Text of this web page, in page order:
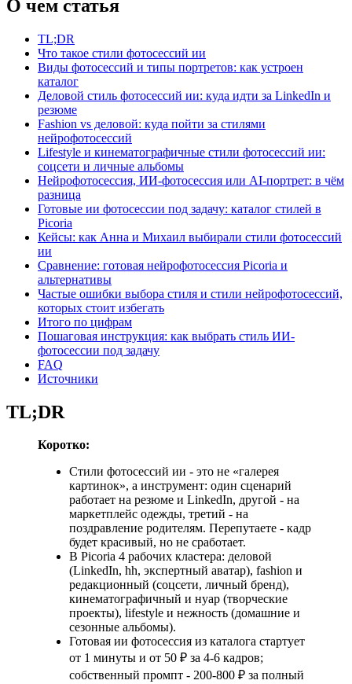
О чем статья
TL;DR
Что такое стили фотосессий ии
Виды фотосессий и типы портретов: как устроен
каталог
Деловой стиль фотосессий ии: куда идти за LinkedIn и
резюме
Fashion vs деловой: куда пойти за стилями
нейрофотосессий
Lifestyle и кинематографичные стили фотосессий ии:
соцсети и личные альбомы
Нейрофотосессия, ИИ-фотосессия или AI-портрет: в чём
разница
Готовые ии фотосессии под задачу: каталог стилей в
Picoria
Кейсы: как Анна и Михаил выбирали стили фотосессий
ии
Сравнение: готовая нейрофотосессия Picoria и
альтернативы
Частые ошибки выбора стиля и стили нейрофотосессий,
которых стоит избегать
Итого по цифрам
Пошаговая инструкция: как выбрать стиль ИИ-
фотосессии под задачу
FAQ
Источники
TL;DR
Коротко:
Стили фотосессий ии - это не «галерея
картинок», а инструмент: один сценарий
работает на резюме и LinkedIn, другой - на
маркетплейс одежды, третий - на
поздравление родителям. Перепутаете - кадр
будет красивый, но не сработает.
В Picoria 4 рабочих кластера: деловой
(LinkedIn, hh, экспертный аватар), fashion и
редакционный (соцсети, личный бренд),
кинематографичный и нуар (творческие
проекты), lifestyle и нежность (домашние и
сезонные альбомы).
Готовая ии фотосессия из каталога стартует
от 1 минуты и от 50 ₽ за 4-6 кадров;
собственный промпт - 200-800 ₽ за полный